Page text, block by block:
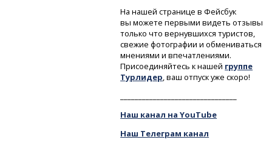
На нашей странице в Фейсбук
вы можете первыми видеть отзывы
только что вернувшихся туристов,
свежие фотографии и обмениваться
мнениями и впечатлениями.
Присоединяйтесь к нашей группе
Турлидер, ваш отпуск уже скоро!
Наш канал на YouTube
Наш Телеграм канал